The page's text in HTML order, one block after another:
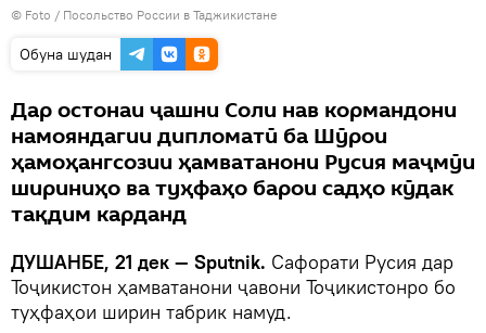
© Foto / Посольство России в Таджикистане
Обуна шудан
Дар остонаи ҷашни Соли нав кормандони
намояндагии дипломатӣ ба Шӯрои
ҳамоҳангсозии ҳамватанони Русия маҷмӯи
шириниҳо ва туҳфаҳо барои садҳо кӯдак
тақдим карданд
ДУШАНБЕ, 21 дек — Sputnik. Сафорати Русия дар
Тоҷикистон ҳамватанони ҷавони Тоҷикистонро бо
туҳфаҳои ширин табрик намуд.